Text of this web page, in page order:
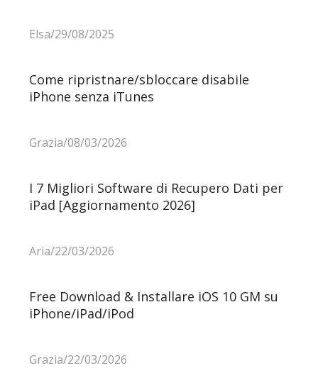
Elsa/29/08/2025
Come ripristnare/sbloccare disabile
iPhone senza iTunes
Grazia/08/03/2026
I 7 Migliori Software di Recupero Dati per
iPad [Aggiornamento 2026]
Aria/22/03/2026
Free Download & Installare iOS 10 GM su
iPhone/iPad/iPod
Grazia/22/03/2026